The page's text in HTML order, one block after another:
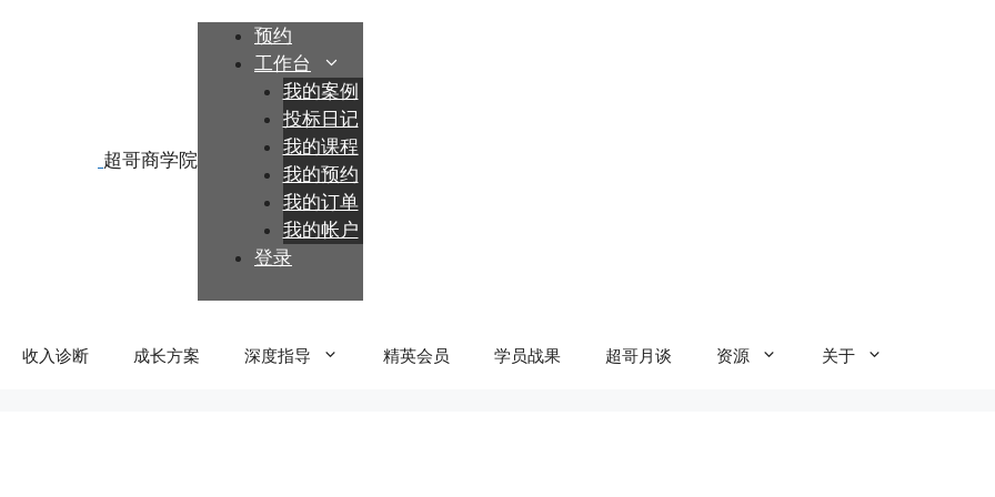
预约
工作台
我的案例
投标日记
我的课程
我的预约
我的订单
我的帐户
登录
收入诊断 成长方案 深度指导 精英会员 学员战果 超哥月谈 资源 关于